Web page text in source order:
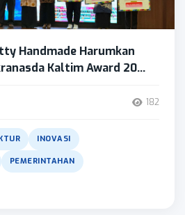
Handmade Harumkan
Kaltim Award 20...
182
INOVASI
PEMERINTAHAN